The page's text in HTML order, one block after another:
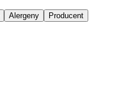
Alergeny Producent